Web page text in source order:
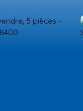
TÉMOIGNAGES